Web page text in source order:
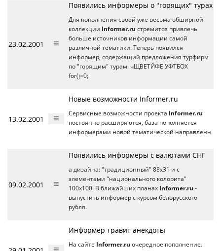
23.02.2001
Появились информеры о "горящих" турах
Для пополнения своей уже весьма обширной
коллекции Informer.ru стремится привлечь
больше источников информации самой
различной тематики. Теперь появился
информер, содержащий предложения турфирм
по "горящим" турам. чЩВЕТЙФЕ УФТБОХ
for(j=0;
13.02.2001
Новые возможности Informer.ru
Сервисные возможности проекта Informer.ru
постоянно расширяются, база пополняется
информерами новой тематической направленн
09.02.2001
Появились информеры с валютами СНГ
а дизайна: "традиционный" 88х31 и с
элементами "национального колорита"
100х100. В ближайших планах Informer.ru -
выпустить информер с курсом белорусского
рубля.
Информер травит анекдоты
На сайте Informer.ru очередное пополнение.